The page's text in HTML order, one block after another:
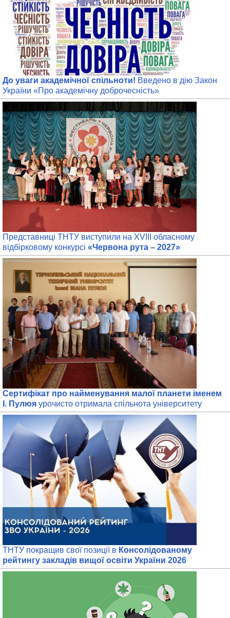
До уваги академічної спільноти! Введено в дію Закон
України «Про академічну доброчесність»
Представниці ТНТУ виступили на XVIIІ обласному
відбірковому конкурсі «Червона рута – 2027»
Сертифікат про найменування малої планети іменем
І. Пулюя урочисто отримала спільнота університету
ТНТУ покращив свої позиції в Консолідованому
рейтингу закладів вищої освіти України 2026